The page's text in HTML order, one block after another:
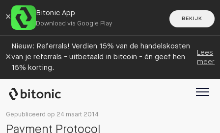
× Bitonic App
Download via Google Play
BEKIJK
×
Nieuw: Referrals! Verdien 15% van de handelskosten
van je referrals - uitbetaald in bitcoin - én geef hen
15% korting.
Lees
meer
Gepubliceerd op 24 maart 2014
Payment Protocol